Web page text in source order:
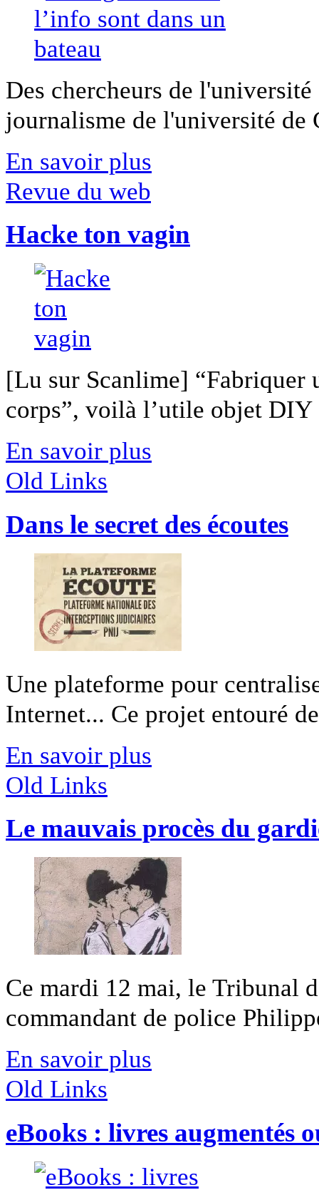
Des chercheurs de
journalisme de l'université
En savoir plus
Revue du web
Hacke ton vagin
[Lu sur Scanlime] “Fabriquer
corps”, voilà l’utile objet
En savoir plus
Old Links
Dans le secret des écoutes
Une plateforme pour
Internet... Ce projet entouré
En savoir plus
Old Links
Le mauvais procès du
Ce mardi 12 mai, le Tribunal
commandant de police
En savoir plus
Old Links
eBooks : livres augmentés